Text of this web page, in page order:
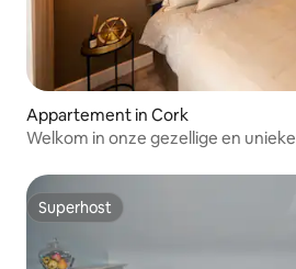
Appartement in Cork
Welkom in onze gezellige en unieke
Superhost
Superhost